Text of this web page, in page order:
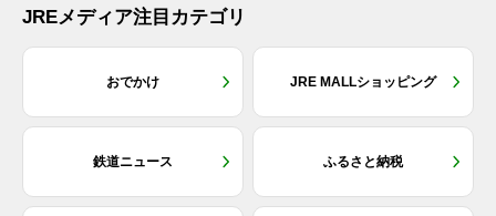
JREメディア注目カテゴリ
おでかけ JRE MALLショッピング
鉄道ニュース ふるさと納税